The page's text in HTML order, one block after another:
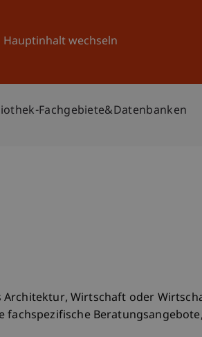
Hauptinhalt wechseln
Aktuelles
Fachgebiete&Datenbanken
Wirtschaft oder